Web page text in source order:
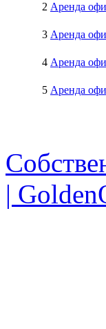
2 Аренда
3 Аренда
4 Аренда
5 Аренда
|